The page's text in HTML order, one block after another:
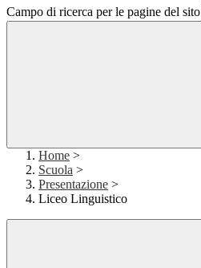
Campo di ricerca per le pagine del sito
Home >
Scuola >
Presentazione >
Liceo Linguistico